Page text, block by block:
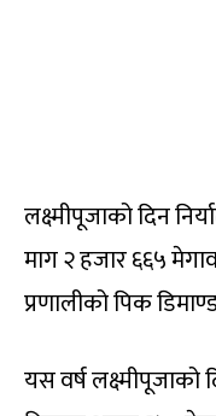
लक्ष्मीपूजाको दिन
माग २ हजार ६६५
प्रणालीको पिक
यस वर्ष लक्ष्मीपूजाको